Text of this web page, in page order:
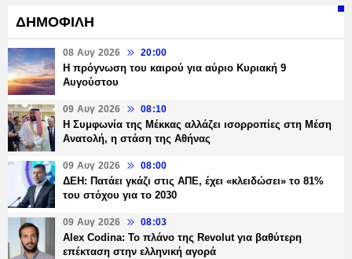
ΔΗΜΟΦΙΛΗ
08 Αυγ 2026 20:00
Η πρόγνωση του καιρού για αύριο Κυριακή 9
Αυγούστου
09 Αυγ 2026 08:10
Η Συμφωνία της Μέκκας αλλάζει ισορροπίες στη Μέση
Ανατολή, η στάση της Αθήνας
09 Αυγ 2026 08:00
ΔΕΗ: Πατάει γκάζι στις ΑΠΕ, έχει «κλειδώσει» το 81%
του στόχου για το 2030
09 Αυγ 2026 08:03
Alex Codina: Το πλάνο της Revolut για βαθύτερη
επέκταση στην ελληνική αγορά